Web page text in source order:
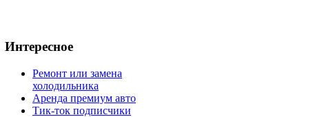
Интересное
Ремонт или замена
холодильника
Аренда премиум авто
Тик-ток подписчики